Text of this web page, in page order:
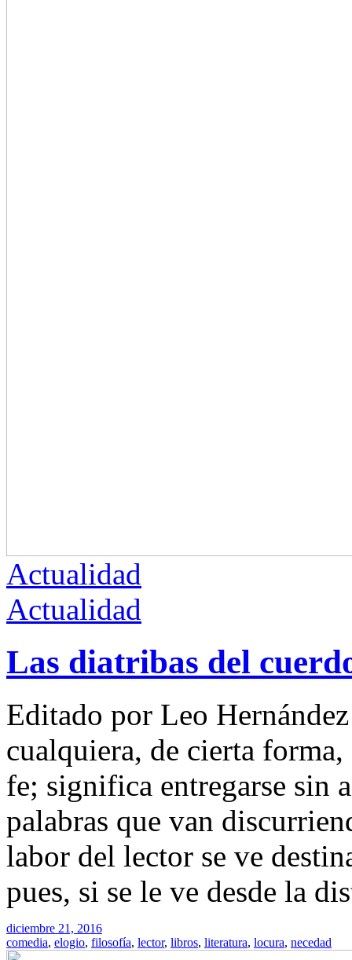
Actualidad
Actualidad
Las diatribas del
Editado por Leo
cualquiera, de cierta
fe; significa entregarse sin
palabras que van
labor del lector se ve
pues, si se le ve desde la
diciembre 21, 2016
comedia, elogio, filosofía, lector, libros, literatura, locura, necedad